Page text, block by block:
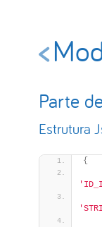
Parte
Estrutura
{